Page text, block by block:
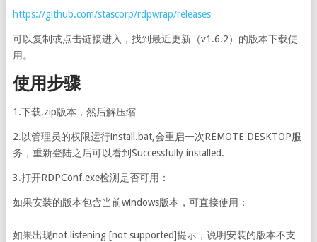
https://github.com/stascorp/rdpwrap/releases
可以复制或点击链接进入，找到最近更新（v1.6.2）的版本下载使
用。
使用步骤
1.下载.zip版本，然后解压缩
2.以管理员的权限运行install.bat,会重启一次REMOTE DESKTOP服
务，重新登陆之后可以看到Successfully installed.
3.打开RDPConf.exe检测是否可用：
如果安装的版本包含当前windows版本，可直接使用：
如果出现not listening [not supported]提示，说明安装的版本不支